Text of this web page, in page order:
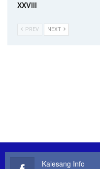
XXVIII
PREV NEXT
Kalesang Info